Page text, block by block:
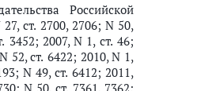
Российской
ст. 2700, 2706; N 50,
3452; 2007, N 1, ст. 46;
52, ст. 6422; 2010, N 1,
N 49, ст. 6412; 2011,
N 50, ст. 7361, 7362;